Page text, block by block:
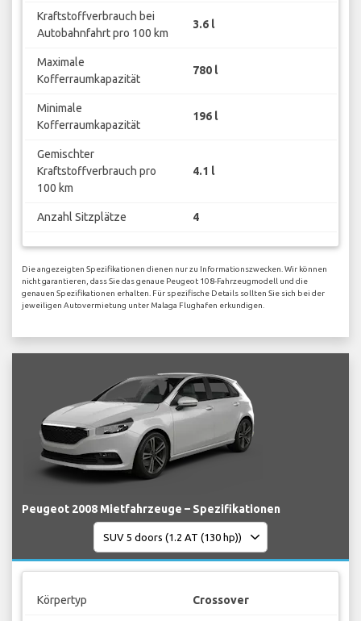
Kraftstoffverbrauch bei
Autobahnfahrt pro 100 km
3.6 l
Maximale
Kofferraumkapazität
780 l
Minimale
Kofferraumkapazität
196 l
Gemischter
Kraftstoffverbrauch pro
100 km
4.1 l
Anzahl Sitzplätze 4
Die angezeigten Spezifikationen dienen nur zu Informationszwecken. Wir können
nicht garantieren, dass Sie das genaue Peugeot 108-Fahrzeugmodell und die
genauen Spezifikationen erhalten. Für spezifische Details sollten Sie sich bei der
jeweiligen Autovermietung unter Malaga Flughafen erkundigen.
Peugeot 2008 Mietfahrzeuge – Spezifikationen
Körpertyp Crossover